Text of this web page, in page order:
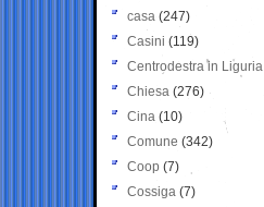
casa (247)
Casini (119)
Centrodestra in Liguria
Chiesa (276)
Cina (10)
Comune (342)
Coop (7)
Cossiga (7)